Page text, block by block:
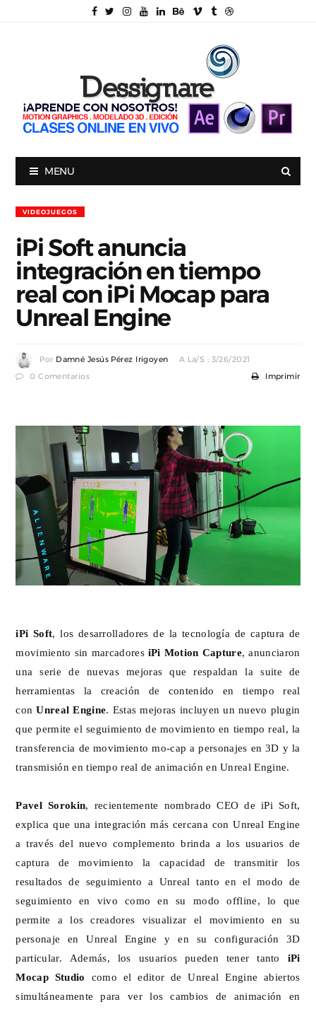
MENU
VIDEOJUEGOS
iPi Soft anuncia
integración en tiempo
real con iPi Mocap para
Unreal Engine
Por Damné Jesús Pérez Irigoyen A La/s : 3/26/2021
0 Comentarios Imprimir
iPi Soft, los desarrolladores de la tecnología de captura de
movimiento sin marcadores iPi Motion Capture, anunciaron
una serie de nuevas mejoras que respaldan la suite de
herramientas la creación de contenido en tiempo real
conUnreal Engine. Estas mejoras incluyen un nuevo plugin
que permite el seguimiento de movimiento en tiempo real, la
transferencia de movimiento mo-cap a personajes en 3D y la
transmisión en tiempo real de animación en Unreal Engine.
Pavel Sorokin, recientemente nombrado CEO de iPi Soft,
explica que una integración más cercana con Unreal Engine
a través del nuevo complemento brinda a los usuarios de
captura de movimiento la capacidad de transmitir los
resultados de seguimiento a Unreal tanto en el modo de
seguimiento en vivo como en su modo offline, lo que
permite a los creadores visualizar el movimiento en su
personaje en Unreal Engine y en su configuración 3D
particular. Además, los usuarios pueden tener tanto iPi
Mocap Studio
como el editor de Unreal Engine abiertos
simultáneamente para ver los cambios de animación en